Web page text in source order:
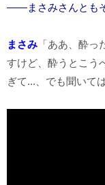
――まさみさんとも
まさみ 「ああ、酔
すけど、酔うとこう
ぎて...、でも聞いて